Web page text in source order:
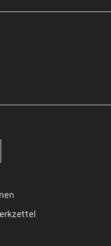
erstelle im nächsten